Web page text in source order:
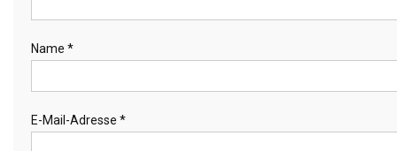
Name *
E-Mail-Adresse *